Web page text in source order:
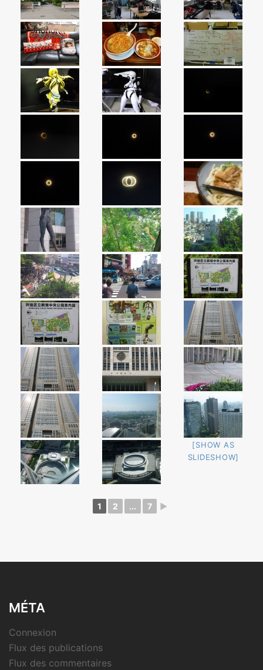
[SHOW AS
SLIDESHOW]
1 2 ... 7 ►
MÉTA
Connexion
Flux des publications
Flux des commentaires